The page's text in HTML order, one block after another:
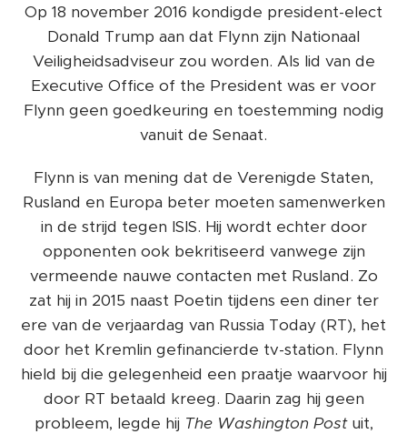
Op 18 november 2016 kondigde president-elect
Donald Trump aan dat Flynn zijn Nationaal
Veiligheidsadviseur zou worden. Als lid van de
Executive Office of the President was er voor
Flynn geen goedkeuring en toestemming nodig
vanuit de Senaat.
Flynn is van mening dat de Verenigde Staten,
Rusland en Europa beter moeten samenwerken
in de strijd tegen ISIS. Hij wordt echter door
opponenten ook bekritiseerd vanwege zijn
vermeende nauwe contacten met Rusland. Zo
zat hij in 2015 naast Poetin tijdens een diner ter
ere van de verjaardag van Russia Today (RT), het
door het Kremlin gefinancierde tv-station. Flynn
hield bij die gelegenheid een praatje waarvoor hij
door RT betaald kreeg. Daarin zag hij geen
probleem, legde hij The Washington Postuit,